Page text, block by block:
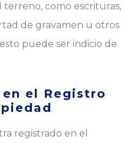
como escrituras,
de gravamen u otros
puede ser indicio de
el Registro
registrado en el